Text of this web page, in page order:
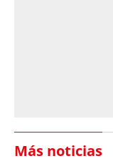
Más noticias